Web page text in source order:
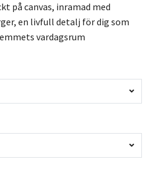
på canvas, inramad med
en livfull detalj för dig som
vardagsrum